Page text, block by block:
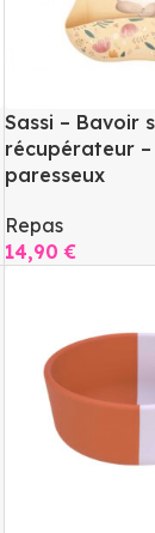
Sassi – Bavoir
récupérateur
paresseux
Repas
14,90€